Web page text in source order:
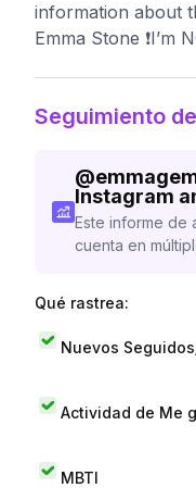
information about
Emma Stone
Seguimiento
@
Instagram
Este informe de
cuenta en
Qué rastrea:
Nuevos
Actividad de Me
MBTI